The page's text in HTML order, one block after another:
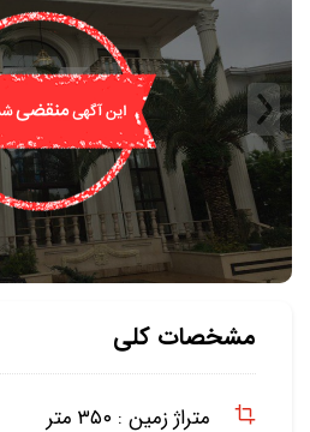
مشخصات کلی
متراژ زمین : ۳۵۰ متر